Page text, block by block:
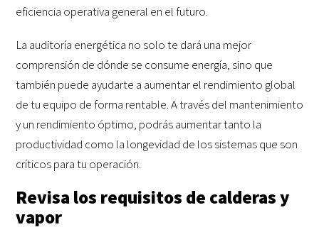
eficiencia operativa general en el futuro.
La auditoría energética no solo te dará una mejor
comprensión de dónde se consume energía, sino que
también puede ayudarte a aumentar el rendimiento global
de tu equipo de forma rentable. A través del mantenimiento
y un rendimiento óptimo, podrás aumentar tanto la
productividad como la longevidad de los sistemas que son
críticos para tu operación.
Revisa los requisitos de calderas y
vapor